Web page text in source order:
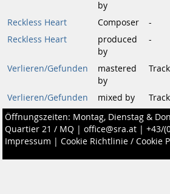
by
Reckless Heart Composer -
Reckless Heart
produced
by
-
Verlieren/Gefunden
mastered
by
Verlieren/Gefunden mixed by
Öffnungszeiten: Montag, Dienstag &
Quartier 21 / MQ | office@sra.at | +43/
Impressum | Cookie Richtlinie / Cookie